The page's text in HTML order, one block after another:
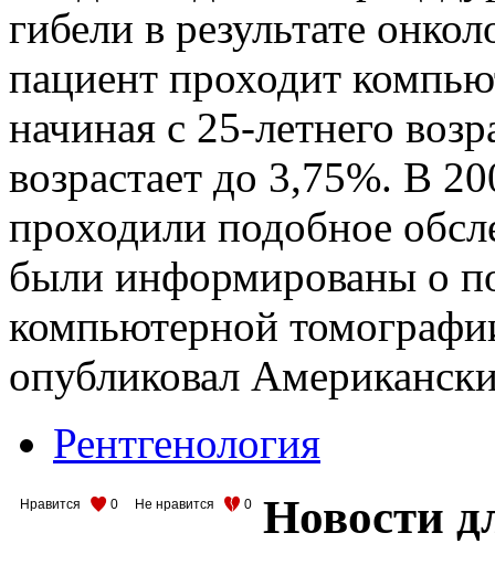
гибели в результате
пациент проходит
начиная с 25-летнего
возрастает до 3,75%. В
проходили подобное
были информированы о
компьютерной
опубликовал
Рентгенология
Нравится 0 Не нравится 0 Новости